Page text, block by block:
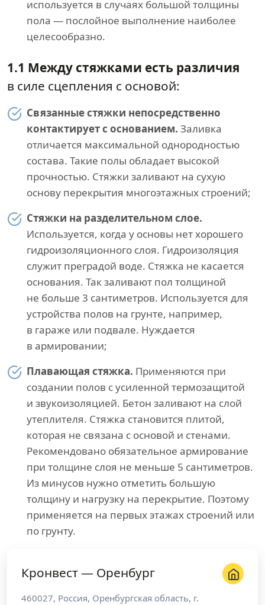
используется в случаях большой толщины
пола — послойное выполнение наиболее
целесообразно.
1.1 Между стяжками есть различия
в силе сцепления с основой:
Связанные стяжки непосредственно
контактирует с основанием. Заливка
отличается максимальной однородностью
состава. Такие полы обладает высокой
прочностью. Стяжки заливают на сухую
основу перекрытия многоэтажных строений;
Стяжки на разделительном слое.
Используется, когда у основы нет хорошего
гидроизоляционного слоя. Гидроизоляция
служит преградой воде. Стяжка не касается
основания. Так заливают пол толщиной
не больше 3 сантиметров. Используется для
устройства полов на грунте, например,
в гараже или подвале. Нуждается
в армировании;
Плавающая стяжка. Применяются при
создании полов с усиленной термозащитой
и звукоизоляцией. Бетон заливают на слой
утеплителя. Стяжка становится плитой,
которая не связана с основой и стенами.
Рекомендовано обязательное армирование
при толщине слоя не меньше 5 сантиметров.
Из минусов нужно отметить большую
толщину и нагрузку на перекрытие. Поэтому
применяется на первых этажах строений или
по грунту.
Кронвест — Оренбург
460027, Россия, Оренбургская область, г.